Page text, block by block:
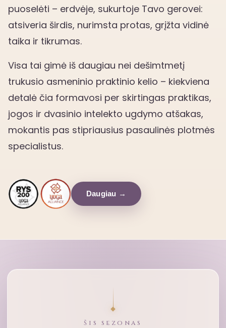
puoselėti – erdvėje, sukurtoje Tavo gerovei:
atsiveria širdis, nurimsta protas, grįžta vidinė
taika ir tikrumas.
Visa tai gimė iš daugiau nei dešimtmetį
trukusio asmeninio praktinio kelio – kiekviena
detalė čia formavosi per skirtingas praktikas,
jogos ir dvasinio intelekto ugdymo atšakas,
mokantis pas stipriausius pasaulinės plotmės
specialistus.
Daugiau →
ŠIS SEZONAS